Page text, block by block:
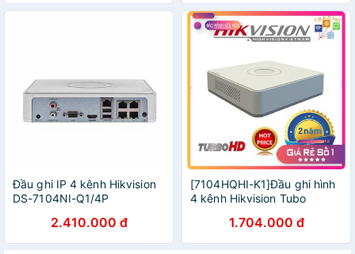
Đầu ghi IP 4 kênh Hikvision
DS-7104NI-Q1/4P
2.410.000 đ
[7104HQHI-K1]Đầu ghi hình
4 kênh Hikvision Tubo
1.704.000 đ